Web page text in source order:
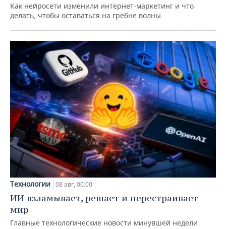
Как нейросети изменили интернет-маркетинг и что
делать, чтобы оставаться на гребне волны
Технологии 08 авг, 00:00
ИИ взламывает, решает и перестраивает
мир
Главные технологические новости минувшей недели